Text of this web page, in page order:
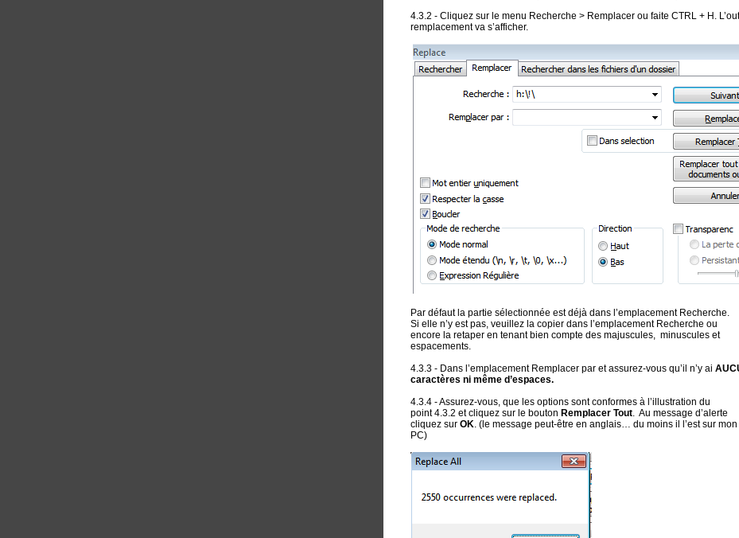
4.3.2 - Cliquez sur le menu Recherche > Remplacer ou faite CTRL + H.
remplacement va s’afficher.
Par défaut la partie sélectionnée est déjà dans l’emplacement Recherche.
Si elle n’y est pas, veuillez la copier dans l’emplacement Recherche ou
encore la retaper en tenant bien compte des majuscules, minuscules et
espacements.
4.3.3 - Dans l’emplacement Remplacer par et assurez-vous qu’il n’y ai
caractères ni même d’espaces.
4.3.4 - Assurez-vous, que les options sont conformes à l’illustration du
point 4.3.2 et cliquez sur le bouton Remplacer Tout. Au message d’alerte
cliquez sur OK. (le message peut-être en anglais… du moins il l’est sur mon
PC)